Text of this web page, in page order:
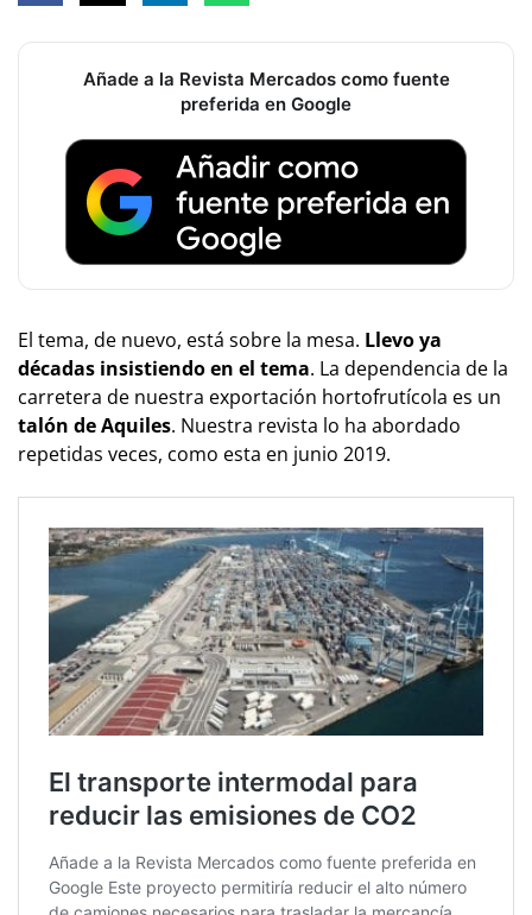
Añade a la Revista Mercados como fuente
preferida en Google
El tema, de nuevo, está sobre la mesa. Llevo ya
décadas insistiendo en el tema. La dependencia de la
carretera de nuestra exportación hortofrutícola es un
talón de Aquiles. Nuestra revista lo ha abordado
repetidas veces, como esta en junio 2019.